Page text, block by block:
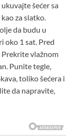
šećer sa
za slatko.
da budu u
oko 1 sat. Pred
vlažnom
Punite tegle,
toliko šećera i
da napravite,